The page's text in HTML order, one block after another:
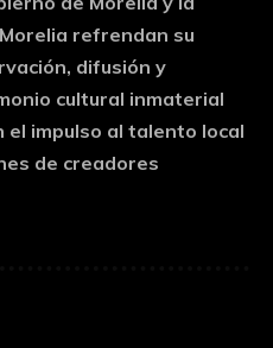
refrendan su
difusión y
cultural inmaterial
el impulso al talento local
de creadores